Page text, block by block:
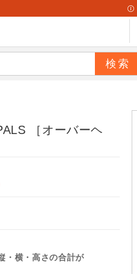
［オーバーヘ
・横・高さの合計が